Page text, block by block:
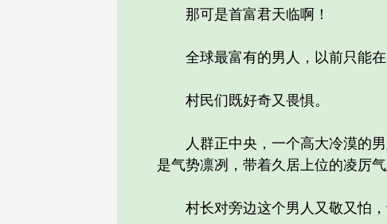
那可是首富君天临啊！
全球最富有的男人，以前只能在
村民们既好奇又畏惧。
人群正中央，一个高大冷漠的男
是气势凛冽，带着久居上位的凌厉气
村长对旁边这个男人又敬又怕，